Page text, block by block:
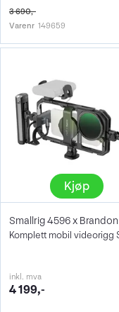
3 690,-
Varenr 149659
Kjøp
inkl. mva
4 199,-